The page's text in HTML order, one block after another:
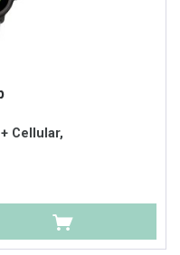
Cellular,